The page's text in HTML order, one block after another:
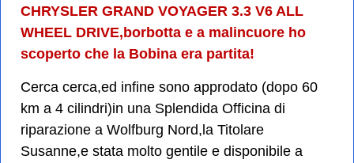
CHRYSLER GRAND VOYAGER 3.3 V6 ALL
WHEEL DRIVE,borbotta e a malincuore ho
scoperto che la Bobina era partita!
Cerca cerca,ed infine sono approdato (dopo 60
km a 4 cilindri)in una Splendida Officina di
riparazione a Wolfburg Nord,la Titolare
Susanne,e stata molto gentile e disponibile a